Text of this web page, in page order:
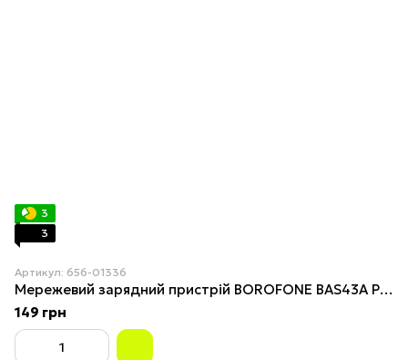
3
3
Артикул: 656-01336
Мережевий зарядний пристрій BOROFONE BAS43A Potential single-port PD20W charger(EU) White
149 грн